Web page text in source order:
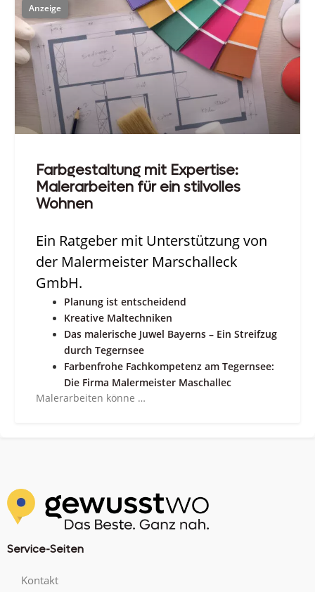
Farbgestaltung mit Expertise:
Malerarbeiten für ein stilvolles
Wohnen
Ein Ratgeber mit Unterstützung von
der Malermeister Marschalleck
GmbH.
Planung ist entscheidend
Kreative Maltechniken
Das malerische Juwel Bayerns – Ein Streifzug
durch Tegernsee
Farbenfrohe Fachkompetenz am Tegernsee:
Die Firma Malermeister Maschallec
Malerarbeiten könne …
Service-Seiten
Kontakt